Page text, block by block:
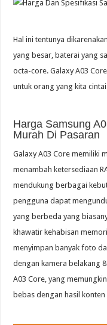
Hal ini tentunya
yang besar, baterai yang
octa-core. Galaxy A03
untuk orang yang kita cintai
Harga Samsung
Murah Di Pasaran
Galaxy A03 Core memiliki
menambah ketersediaan
mendukung berbagai
pengguna dapat
yang berbeda yang
khawatir kehabisan
menyimpan banyak foto
dengan kamera belakang
A03 Core, yang
bebas dengan hasil konten